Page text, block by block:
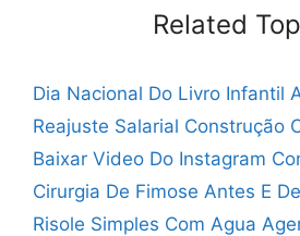
Related
Dia Nacional Do Livro Infantil
Reajuste Salarial Construção
Baixar Video Do Instagram
Cirurgia De Fimose Antes E
Risole Simples Com Agua